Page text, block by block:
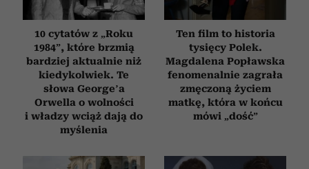
10 cytatów z „Roku
1984”, które brzmią
bardziej aktualnie niż
kiedykolwiek. Te
słowa George’a
Orwella o wolności
i władzy wciąż dają do
myślenia
Ten film to historia
tysięcy Polek.
Magdalena Popławska
fenomenalnie zagrała
zmęczoną życiem
matkę, która w końcu
mówi „dość”